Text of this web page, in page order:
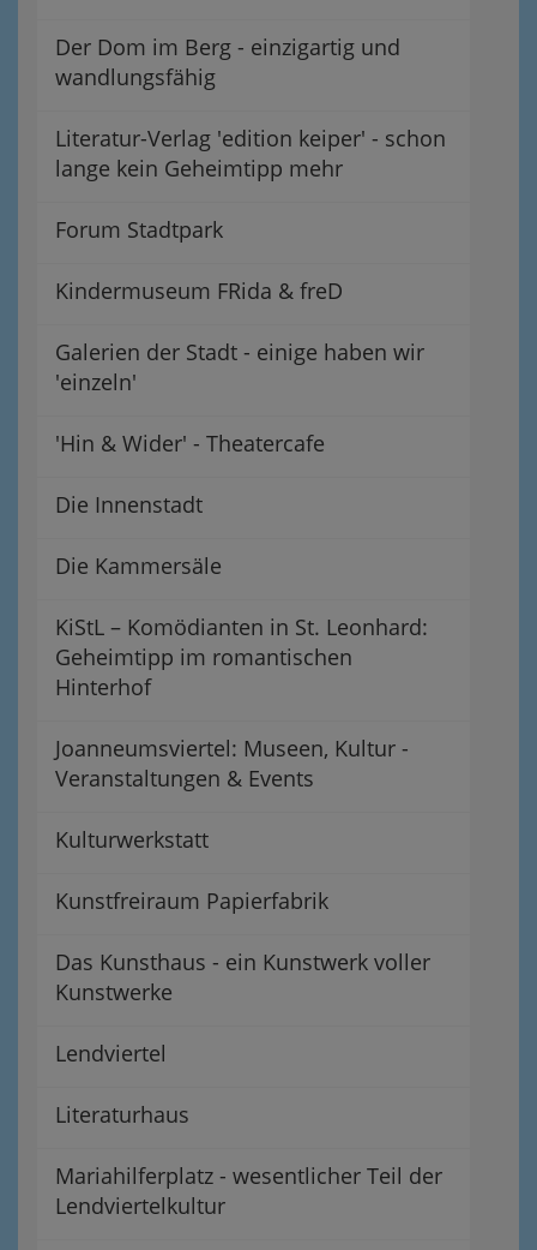
Der Dom im Berg - einzigartig und
wandlungsfähig
Literatur-Verlag 'edition keiper' - schon
lange kein Geheimtipp mehr
Forum Stadtpark
Kindermuseum FRida & freD
Galerien der Stadt - einige haben wir
'einzeln'
'Hin & Wider' - Theatercafe
Die Innenstadt
Die Kammersäle
KiStL – Komödianten in St. Leonhard:
Geheimtipp im romantischen
Hinterhof
Joanneumsviertel: Museen, Kultur -
Veranstaltungen & Events
Kulturwerkstatt
Kunstfreiraum Papierfabrik
Das Kunsthaus - ein Kunstwerk voller
Kunstwerke
Lendviertel
Literaturhaus
Mariahilferplatz - wesentlicher Teil der
Lendviertelkultur